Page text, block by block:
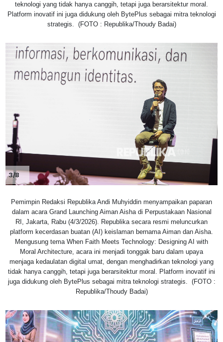
teknologi yang tidak hanya canggih, tetapi juga berarsitektur moral.
Platform inovatif ini juga didukung oleh BytePlus sebagai mitra teknologi
strategis. (FOTO : Republika/Thoudy Badai)
3/8
Pemimpin Redaksi Republika Andi Muhyiddin menyampaikan paparan
dalam acara Grand Launching Aiman Aisha di Perpustakaan Nasional
RI, Jakarta, Rabu (4/3/2026). Republika secara resmi meluncurkan
platform kecerdasan buatan (AI) keislaman bernama Aiman dan Aisha.
Mengusung tema When Faith Meets Technology: Designing AI with
Moral Architecture, acara ini menjadi tonggak baru dalam upaya
menjaga kedaulatan digital umat, dengan menghadirkan teknologi yang
tidak hanya canggih, tetapi juga berarsitektur moral. Platform inovatif ini
juga didukung oleh BytePlus sebagai mitra teknologi strategis. (FOTO :
Republika/Thoudy Badai)